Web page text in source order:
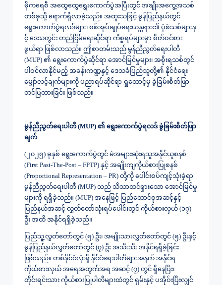
မိုကရေစီ အထွေထွေရွေးကောက်ပွဲအပြီးတွင် အချိုးအကွေ့အသစ်
တစ်ခုသို့ ရောက်ရှိလာခဲ့သည်။ အထူးသဖြင့် မွန်ပြည်နယ်တွင်
ရွေးကောက်ပွဲရလဒ်များ၊ စစ်အုပ်ချုပ်ရေးယန္တရား၏ ပုံစံသစ်များနှ
င့် ဒေသတွင်း တည်ငြိမ်ရေးဆိုင်ရာ ကိစ္စရပ်များမှာ စိတ်ဝင်စား
ဖွယ်ရာ ဖြစ်လာသည်။ ဤစာတမ်းသည် မွန်ညီညွတ်ရေးပါတီ
(MUP) ၏ ရွေးကောက်ပွဲဆိုင်ရာ အောင်မြင်မှုများ၊ အစိုးရသစ်တွင်
ပါဝင်လာနိုင်မည့် အခန်းကဏ္ဍနှင့် ဒေသခံပြည်သူတို့၏ နိုင်ငံရေး
မျှော်လင့်ချက်များကို ပညာရပ်ဆိုင်ရာ ရှုထောင့်မှ ခွဲခြမ်းစိတ်ဖြာ
တင်ပြထားခြင်း ဖြစ်သည်။
မွန်ညီညွတ်ရေးပါတီ (MUP) ၏ ရွေးကောက်ပွဲရလဒ် ခွဲခြမ်းစိတ်ဖြာ
ချက်
(၂၀၂၅) ခုနှစ် ရွေးကောက်ပွဲတွင် မဲအများဆုံးရသူအနိုင်ယူစနစ်
(First Past-The-Post – FPTP) နှင့် အချိုးကျကိုယ်စားပြုစနစ်
(Proportional Representation – PR) တို့ကို ပေါင်းစပ်ကျင့်သုံးခဲ့ရာ
မွန်ညီညွတ်ရေးပါတီ (MUP) သည် သိသာထင်ရှားသော အောင်မြင်မှု
များကို ရရှိခဲ့သည်။ (MUP) အနေဖြင့် ပြည်ထောင်စုအဆင့်နှင့်
ပြည်နယ်အဆင့် လွှတ်တော်သုံးရပ်ပေါင်းတွင် ကိုယ်စားလှယ် (၁၇)
ဦး အထိ အနိုင်ရရှိခဲ့သည်။
ပြည်သူ့လွှတ်တော်တွင် (၅) ဦး၊ အမျိုးသားလွှတ်တော်တွင် (၅) ဦးနှင့်
မွန်ပြည်နယ်လွှတ်တော်တွင် (၇) ဦး အသီးသီး အနိုင်ရရှိခဲ့ခြင်း
ဖြစ်သည်။ တစ်နိုင်ငံလုံးရှိ နိုင်ငံရေးပါတီများအနက် အနိုင်ရ
ကိုယ်စားလှယ် အရေအတွက်အရ အဆင့် (၇) တွင် ရှိနေပြီး၊
တိုင်းရင်းသား ကိုယ်စားပြုပါတီများထဲတွင် ရှမ်းနှင့် ပအိုဝ်းပြီးလျှင်